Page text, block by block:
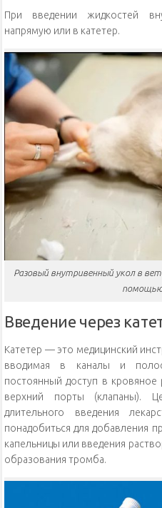
При введении жидкостей
напрямую или в катетер.
Разовый внутривенный укол в
Введение через
Катетер — это медицинский
вводимая в каналы и
постоянный доступ в
верхний порты (клапаны).
длительного введения
понадобиться для добавления
капельницы или введения
образования тромба.